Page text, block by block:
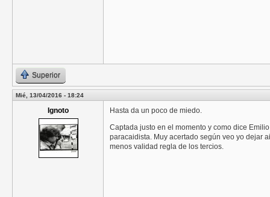
Superior
Mié, 13/04/2016 - 18:24
Ignoto
Hasta da un poco de miedo.
Captada justo en el momento y como dice
paracaidista. Muy acertado según veo yo dejar
menos validad regla de los tercios.